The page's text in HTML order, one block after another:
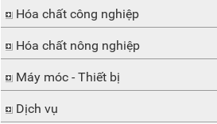
Hóa chất công nghiệp
Hóa chất nông nghiệp
Máy móc - Thiết bị
Dịch vụ